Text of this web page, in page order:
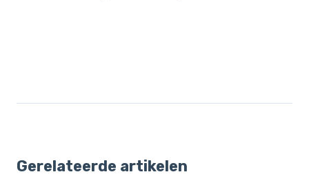
Gerelateerde artikelen